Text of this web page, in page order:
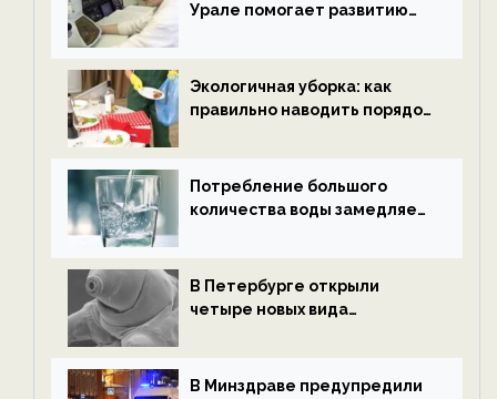
Урале помогает развитию
ECOportal
Экологичная уборка: как
правильно наводить порядок
Потребление большого
количества воды замедляет
В Петербурге открыли
четыре новых вида
экологии на ECOportal
В Минздраве предупредили